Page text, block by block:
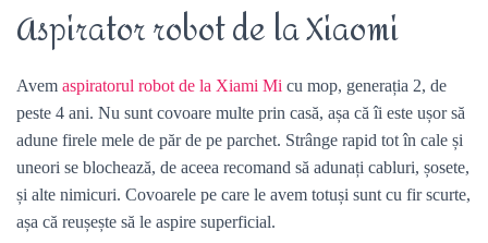
Aspirator robot de la Xiaomi
Avem aspiratorul robot de la Xiami Mi cu mop, generația 2, de
peste 4 ani. Nu sunt covoare multe prin casă, așa că îi este ușor să
adune firele mele de păr de pe parchet. Strânge rapid tot în cale și
uneori se blochează, de aceea recomand să adunați cabluri, șosete,
și alte nimicuri. Covoarele pe care le avem totuși sunt cu fir scurte,
așa că reușește să le aspire superficial.